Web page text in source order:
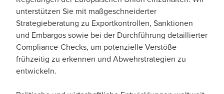
unterstützen Sie mit maßgeschneiderter
Strategieberatung zu Exportkontrollen, Sanktionen
und Embargos sowie bei der Durchführung detaillierter
Compliance-Checks, um potenzielle Verstöße
frühzeitig zu erkennen und Abwehrstrategien zu
entwickeln.